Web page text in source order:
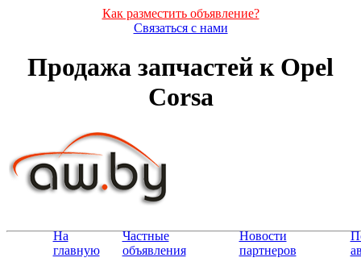
Как разместить объявление?
Связаться с нами
Продажа запчастей к Opel
Corsa
На
главную
Частные
объявления
Новости
партнеров